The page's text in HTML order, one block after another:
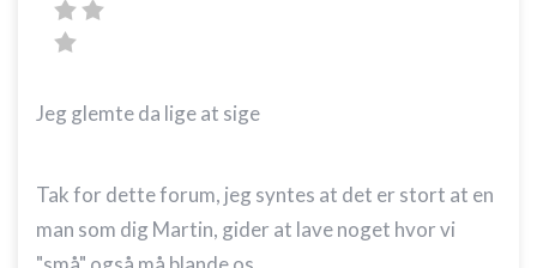
Jeg glemte da lige at sige
Tak for dette forum, jeg syntes at det er stort at en
man som dig Martin, gider at lave noget hvor vi